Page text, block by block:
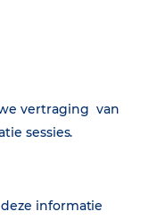
vertraging van
sessies.
informatie